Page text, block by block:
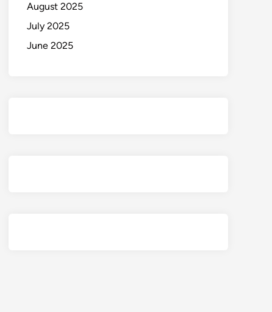
August 2025
July 2025
June 2025